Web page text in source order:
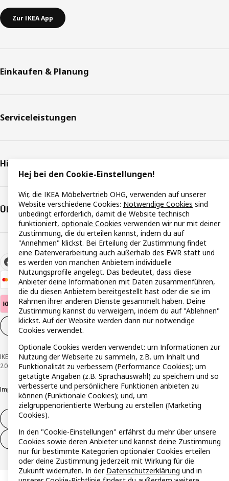
Zur IKEA App
Einkaufen & Planung
Serviceleistungen
Hilfe & Support
Über IKEA
Cookie-Einstellungen DE
IKEA Österreich - Südring, 2334 Vösendorf © Inter IKEA Systems B.V. 1999-
2026
ImpressumDatenschutzerklärungCookie RichtlinieResponsible Disclosure
Widerruf / Rückgabe
Widerrufsrecht ausüben (Services)
Hej bei den Cookie-Einstellungen!
Wir, die IKEA Möbelvertrieb OHG, verwenden auf unserer
Website verschiedene Cookies: Notwendige Cookies sind
unbedingt erforderlich, damit die Website technisch
funktioniert, optionale Cookies verwenden wir nur mit deiner
Zustimmung, die du erteilen kannst, indem du auf
"Annehmen" klickst. Bei Erteilung der Zustimmung findet
eine Datenverarbeitung auch außerhalb des EWR statt und
es werden von manchen Anbietern individuelle
Nutzungsprofile angelegt. Das bedeutet, dass diese
Anbieter deine Informationen mit Daten zusammenführen,
die du diesen Anbietern bereitgestellt hast oder die sie im
Rahmen ihrer anderen Dienste gesammelt haben. Deine
Zustimmung kannst du verweigern, indem du auf "Ablehnen"
klickst. Auf der Website werden dann nur notwendige
Cookies verwendet.
Optionale Cookies werden verwendet: um Informationen zur
Nutzung der Webseite zu sammeln, z.B. um Inhalt und
Funktionalität zu verbessern (Performance Cookies); um
getätigte Angaben (z.B. Sprachauswahl) zu speichern und so
verbesserte und persönlichere Funktionen anbieten zu
können (Funktionale Cookies); und, um
zielgruppenorientierte Werbung zu erstellen (Marketing
Cookies).
In den "Cookie-Einstellungen" erfährst du mehr über unsere
Cookies sowie deren Anbieter und kannst deine Zustimmung
nur für bestimmte Kategorien optionaler Cookies erteilen
oder deine Zustimmung jederzeit mit Wirkung für die
Zukunft widerrufen. In der Datenschutzerklärung und in